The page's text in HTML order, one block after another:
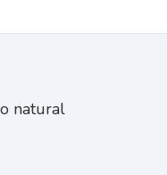
natural